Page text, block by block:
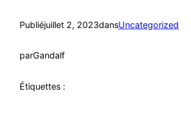
Publiéjuillet 2, 2023dansUncategorized
parGandalf
Étiquettes :